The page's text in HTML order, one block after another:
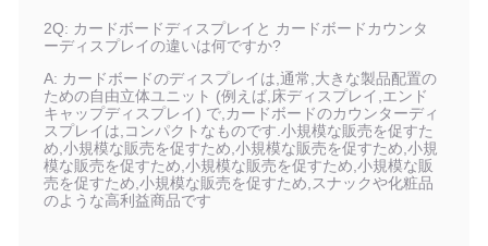
2Q: カードボードディスプレイと カードボードカウンタ
ーディスプレイの違いは何ですか?
A: カードボードのディスプレイは,通常,大きな製品配置の
ための自由立体ユニット (例えば,床ディスプレイ,エンド
キャップディスプレイ) で,カードボードのカウンターディ
スプレイは,コンパクトなものです.小規模な販売を促すた
め,小規模な販売を促すため,小規模な販売を促すため,小規
模な販売を促すため,小規模な販売を促すため,小規模な販
売を促すため,小規模な販売を促すため,スナックや化粧品
のような高利益商品です